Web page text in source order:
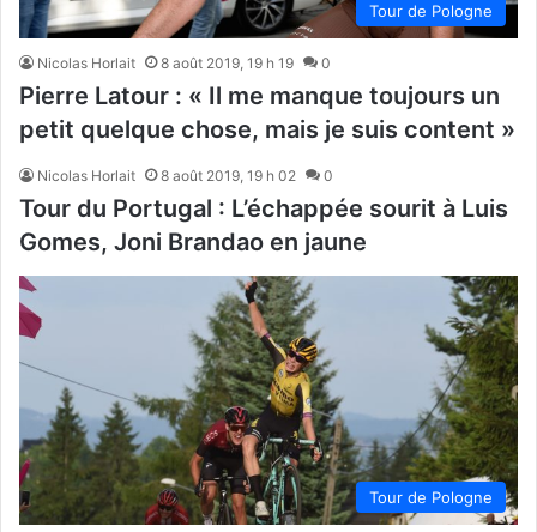
Tour de Pologne
Nicolas Horlait 8 août 2019, 19 h 19 0
Pierre Latour : « Il me manque toujours un
petit quelque chose, mais je suis content »
Nicolas Horlait 8 août 2019, 19 h 02 0
Tour du Portugal : L’échappée sourit à Luis
Gomes, Joni Brandao en jaune
Tour de Pologne